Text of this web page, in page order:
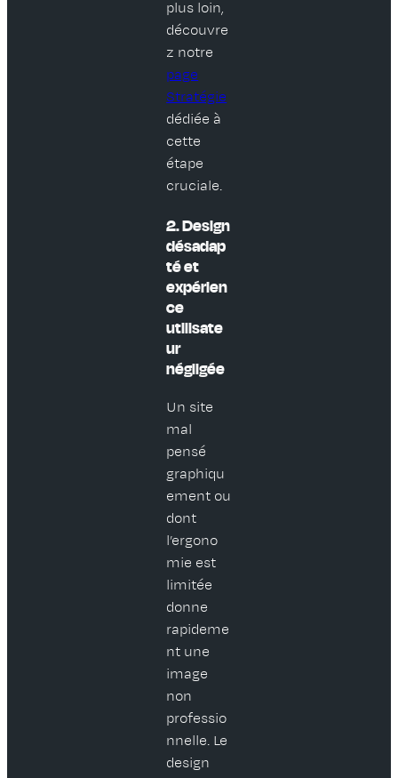
plus loin,
découvre
z notre
page
Stratégie
dédiée à
cette
étape
cruciale.
2. Design
désadap
té et
expérien
ce
utilisate
ur
négligée
Un site
mal
pensé
graphiqu
ement ou
dont
l’ergono
mie est
limitée
donne
rapideme
nt une
image
non
professio
nnelle. Le
design